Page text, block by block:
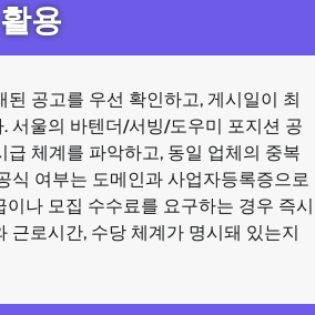
용
된 공고를 우선 확인하고, 게시일이 최
서울의 바텐더/서빙/도우미 포지션 공
급 체계를 파악하고, 동일 업체의 중복
식 여부는 도메인과 사업자등록증으로
이나 모집 수수료를 요구하는 경우 즉시
근로시간, 수당 체계가 명시돼 있는지